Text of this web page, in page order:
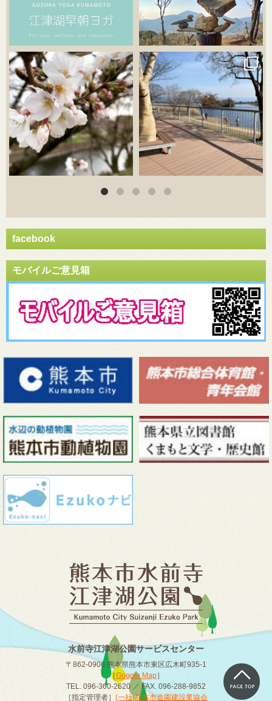
3月 20 3月 18
facebook
モバイルご意見箱
水前寺江津湖公園サービスセンター
〒862-0906 熊本県熊本市東区広木町935-1
［Google Map］
TEL. 096-360-2620 ／ FAX. 096-288-9852
［指定管理者］ (一社)熊本市造園建設業協会